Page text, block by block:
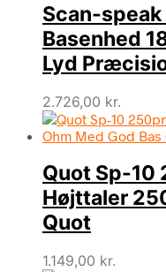
Scan-
Basenhed
Lyd
2.726,00 kr.
Quot Sp-10
Højttaler
Quot
1.149,00 kr.